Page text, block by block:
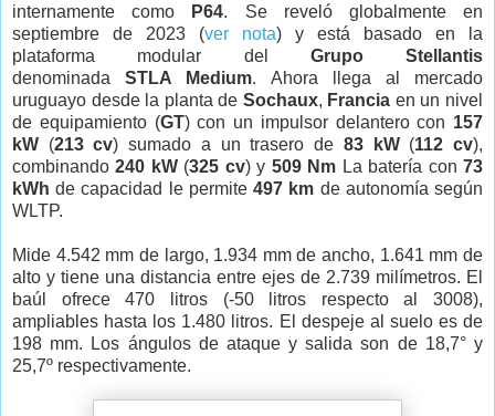
internamente como
P64. Se reveló globalmente en
septiembre de 2023 (ver nota) y está basado en la
plataforma modular del Grupo Stellantis
denominadaSTLA Medium. Ahora llega al mercado
uruguayo desde la planta de Sochaux, Francia en un nivel
de equipamiento (GT) con un impulsor delantero con 157
kW (213 cv) sumado a un trasero de 83 kW(112 cv),
combinando 240 kW(325 cv) y 509 Nm La batería con73
kWhde capacidad le permite497 km de autonomía según
WLTP.
Mide 4.542 mm de largo, 1.934 mm de ancho, 1.641 mm de
alto y tiene una distancia entre ejes de 2.739 milímetros. El
baúl ofrece 470 litros (-50 litros respecto al 3008),
ampliables hasta los 1.480 litros. El despeje al suelo es de
198 mm. Los ángulos de ataque y salida son de 18,7° y
25,7º respectivamente.